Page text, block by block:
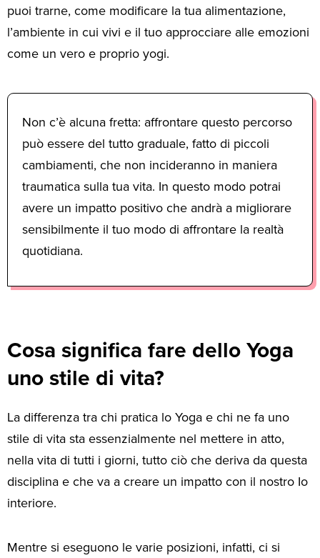
puoi trarne, come modificare la tua alimentazione,
l’ambiente in cui vivi e il tuo approcciare alle emozioni
come un vero e proprio yogi.
Non c’è alcuna fretta: affrontare questo percorso
può essere del tutto graduale, fatto di piccoli
cambiamenti, che non incideranno in maniera
traumatica sulla tua vita. In questo modo potrai
avere un impatto positivo che andrà a migliorare
sensibilmente il tuo modo di affrontare la realtà
quotidiana.
Cosa significa fare dello Yoga
uno stile di vita?
La differenza tra chi pratica lo Yoga e chi ne fa uno
stile di vita sta essenzialmente nel mettere in atto,
nella vita di tutti i giorni, tutto ciò che deriva da questa
disciplina e che va a creare un impatto con il nostro Io
interiore.
Mentre si eseguono le varie posizioni, infatti, ci si